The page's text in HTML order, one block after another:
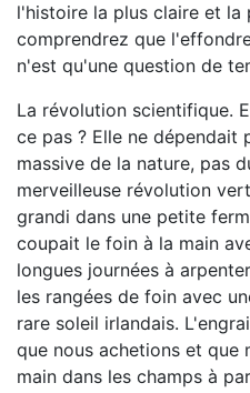
l'histoire la plus claire et la
comprendrez que
n'est qu'une question de
La révolution scientifique.
ce pas ? Elle ne dépendait
massive de la nature, pas
merveilleuse révolution
grandi dans une petite
coupait le foin à la main
longues journées à
les rangées de foin avec
rare soleil irlandais.
que nous achetions et que
main dans les champs à